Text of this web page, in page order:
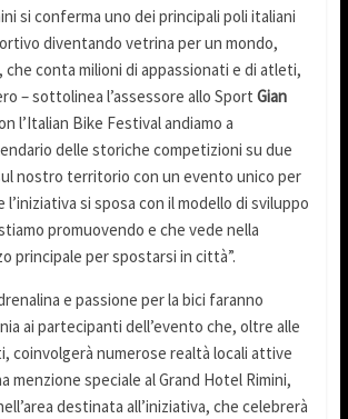
si conferma uno dei principali poli italiani
diventando vetrina per un mondo,
che conta milioni di appassionati e di atleti,
– sottolinea l’assessore allo Sport Gian
l’Italian Bike Festival andiamo a
delle storiche competizioni su due
nostro territorio con un evento unico per
si sposa con il modello di sviluppo
promuovendo e che vede nella
principale per spostarsi in città”.
e passione per la bici faranno
ai partecipanti dell’evento che, oltre alle
coinvolgerà numerose realtà locali attive
menzione speciale al Grand Hotel Rimini,
destinata all’iniziativa, che celebrerà